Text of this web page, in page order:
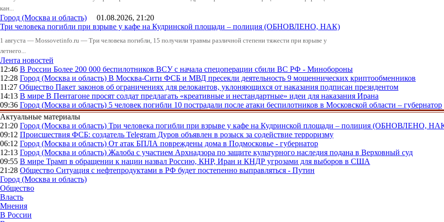
кан...
Город (Москва и область) 01.08.2026, 21:20
Три человека погибли при взрыве у кафе на Кудринской площади – полиция (ОБНОВЛЕНО, НАК)
1 августа — Mossovetinfo.ru — Три человека погибли, 15 получили травмы различной степени тяжести при взрыве у
летнего...
Лента новостей
12:46 В России Более 200 000 беспилотников ВСУ с начала спецоперации сбили ВС РФ - Минобороны
12:28 Город (Москва и область) В Москва-Сити ФСБ и МВД пресекли деятельность 9 мошеннических криптообменников
11:27 Общество Пакет законов об ограничениях для релокантов, уклоняющихся от наказания подписан президентом
14:13 В мире В Пентагоне просят солдат предлагать «креативные и нестандартные» идеи для наказания Ирана
09:36 Город (Москва и область) 5 человек погибли 10 пострадали после атаки беспилотников в Московской области – губернатор
Актуальные материалы
21:20 Город (Москва и область) Три человека погибли при взрыве у кафе на Кудринской площади – полиция (ОБНОВЛЕНО,
09:12 Происшествия ФСБ: создатель Telegram Дуров объявлен в розыск за содействие терроризму
06:12 Город (Москва и область) От атак БПЛА повреждены дома в Подмосковье - губернатор
12:13 Город (Москва и область) Жалоба с участием Архнадзора по защите культурного наследия подана в Верховный суд
09:55 В мире Трамп в обращении к нации назвал Россию, КНР, Иран и КНДР угрозами для выборов в США
21:28 Общество Ситуация с нефтепродуктами в РФ будет постепенно выправляться - Путин
Город (Москва и область)
Общество
Власть
Мнения
В России